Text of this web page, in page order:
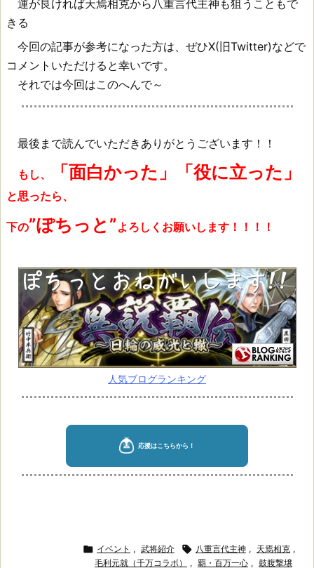
克
素
材
運が良ければ天焉相克から八重言代主神も狙うこともで
きる
今回の記事が参考になった方は、ぜひX(旧Twitter)などで
コメントいただけると幸いです。
それでは今回はこのへんで～
最後まで読んでいただきありがとうございます！！
もし、 「面白かった」「役に立った」
と思ったら、
下の”ぽちっと”よろしくお願いします！！！！
人気ブログランキング
 イベント , 武将紹介  八重言代主神 , 天焉相克 ,
毛利元就（千万コラボ）
, 覇・百万一心 , 鼓腹撃壌